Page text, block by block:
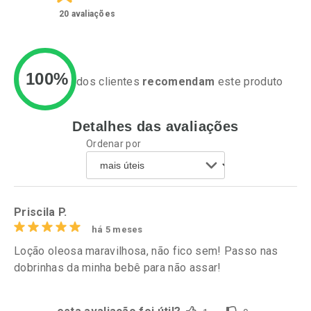
Ativar Desconto
Comprar sem Desconto
Por R$ 17,65/cada
Comprar sem Desconto
Ativar Desconto
Comprar sem Desconto
Por R$ 17,35/cada
Por R$ 17,35/cada
20 avaliações
100% dos clientes recomendam este produto
Detalhes das avaliações
Ordenar por
Priscila P.
há 5 meses
Loção oleosa maravilhosa, não fico sem! Passo nas
dobrinhas da minha bebê para não assar!